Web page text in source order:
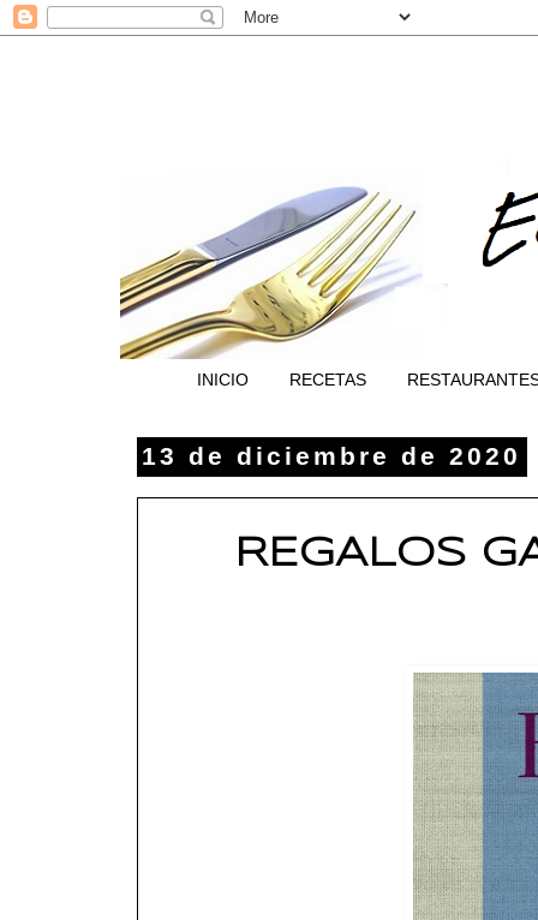
INICIO RECETAS
13 de diciembre de 2020
REGALOS